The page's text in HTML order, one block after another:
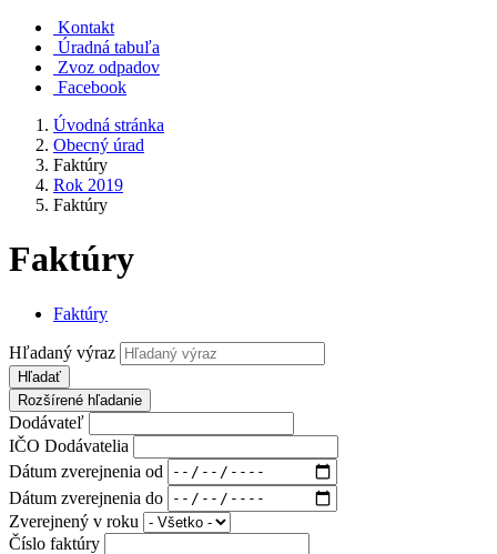
Kontakt
Úradná tabuľa
Zvoz odpadov
Facebook
Úvodná stránka
Obecný úrad
Faktúry
Rok 2019
Faktúry
Faktúry
Faktúry
Hľadaný výraz
Hľadať
Rozšírené hľadanie
Dodávateľ
IČO Dodávatelia
Dátum zverejnenia od
Dátum zverejnenia do
Zverejnený v roku
Číslo faktúry